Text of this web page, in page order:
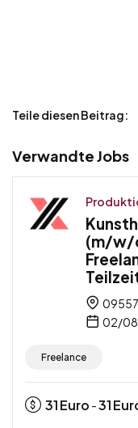
Teile diesen Beitrag:
Verwandte Jobs
(m/w/
09557
02/
Freelance
31Euro -31